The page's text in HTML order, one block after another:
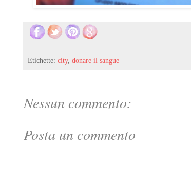
Etichette: city, donare il sangue
Nessun commento:
Posta un commento